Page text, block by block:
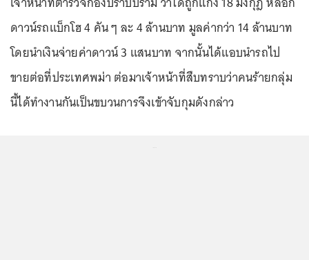
ดาวน์รถแบ็กโฮ 4 คัน ๆ ละ 4 ล้านบาท มูลค่ากว่า 14 ล้านบาท
โดยนำเงินจ่ายค่าดาวน์ 3 แสนบาท จากนั้นได้แอบนำรถไป
ขายต่อที่ประเทศพม่า ต่อมาเจ้าหน้าที่สืบทราบว่าคนร้ายกลุ่ม
นี้ได้ทำงานกันเป็นขบวนการจึงเข้าจับกุมดังกล่าว